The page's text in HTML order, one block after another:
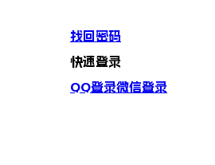
找回密码
快速登录
QQ登录微信登录